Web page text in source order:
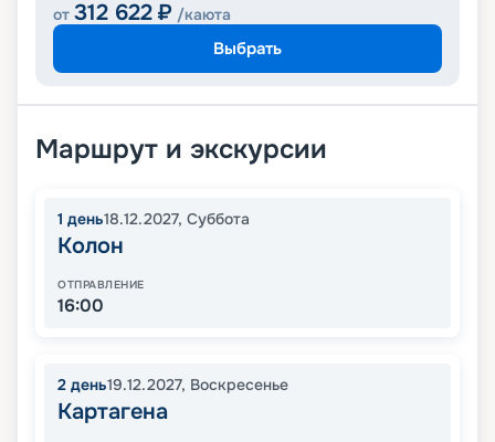
от 312 622 ₽ /каюта
Выбрать
Маршрут и экскурсии
1 день18.12.2027, Суббота
Колон
ОТПРАВЛЕНИЕ
16:00
2 день19.12.2027, Воскресенье
Картагена